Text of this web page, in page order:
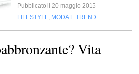
Pubblicato il 20 maggio 2015
LIFESTYLE, MODA E TREND
Vita